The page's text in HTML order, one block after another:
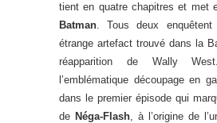
tient en quatre chapitres et met
Batman. Tous deux
étrange artefact trouvé dans la
réapparition de Wally
l’emblématique découpage en
dans le premier épisode qui
de Néga-Flash, à l’origine de